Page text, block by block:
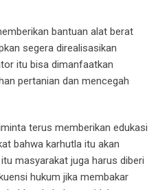
bantuan alat berat
segera direalisasikan
itu bisa dimanfaatkan
pertanian dan mencegah
terus memberikan edukasi
bahwa karhutla itu akan
masyarakat juga harus diberi
hukum jika membakar